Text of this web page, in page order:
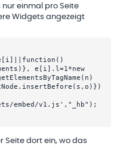
nur einmal pro Seite
Widgets angezeigt
e[i].l=1*new
embed/v1.js',"_hb");
Seite dort ein, wo das